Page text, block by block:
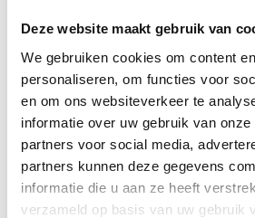
Deze website maakt gebruik van
We gebruiken cookies om content
personaliseren, om functies voor
en om ons websiteverkeer te
informatie over uw gebruik van
partners voor social media,
partners kunnen deze gegevens
informatie die u aan ze heeft
verzameld op basis van uw gebruik
Monolith 84 - Velvet Lichtgrijs
1 - 2 werkdagen
0,50